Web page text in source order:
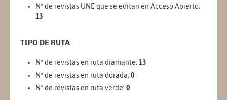
Nº de revistas UNE que se editan en Acceso Abierto:
13
TIPO DE RUTA
Nº de revistas en ruta diamante: 13
Nº de revistas en ruta dorada: 0
Nº de revistas en ruta verde: 0